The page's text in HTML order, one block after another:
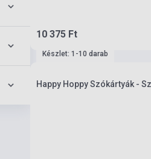
10 375 Ft
Készlet: 1-10 darab
Happy Hoppy Szókártyák -